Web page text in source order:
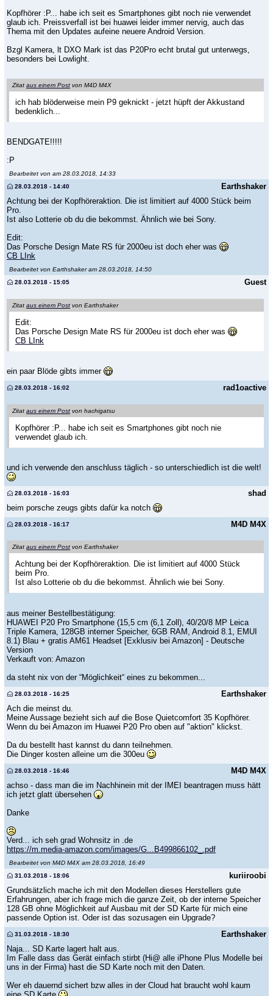
Kopfhörer :P... habe ich seit es Smartphones gibt noch nie verwendet
glaub ich. Preissverfall ist bei huawei leider immer nervig, auch das
Thema mit den Updates aufeine neuere Android Version.
Bzgl Kamera, lt DXO Mark ist das P20Pro echt brutal gut unterwegs,
besonders bei Lowlight.
Zitat aus einem Post von M4D M4X
ich hab blöderweise mein P9 geknickt - jetzt hüpft der Akkustand
bedenklich...
BENDGATE!!!!!
:P
Bearbeitet von am 28.03.2018, 14:33
Earthshaker
28.03.2018 - 14:40
Achtung bei der Kopfhöreraktion. Die ist limitiert auf 4000 Stück beim
Pro.
Ist also Lotterie ob du die bekommst. Ähnlich wie bei Sony.
Edit:
Das Porsche Design Mate RS für 2000eu ist doch eher was
CB LInk
Bearbeitet von Earthshaker am 28.03.2018, 14:50
Guest
28.03.2018 - 15:05
Zitat aus einem Post von Earthshaker
Edit:
Das Porsche Design Mate RS für 2000eu ist doch eher was
CB LInk
ein paar Blöde gibts immer
rad1oactive
28.03.2018 - 16:02
Zitat aus einem Post von hachigatsu
Kopfhörer :P... habe ich seit es Smartphones gibt noch nie
verwendet glaub ich.
und ich verwende den anschluss täglich - so unterschiedlich ist die welt!
shad
28.03.2018 - 16:03
beim porsche zeugs gibts dafür ka notch
M4D M4X
28.03.2018 - 16:17
Zitat aus einem Post von Earthshaker
Achtung bei der Kopfhöreraktion. Die ist limitiert auf 4000 Stück
beim Pro.
Ist also Lotterie ob du die bekommst. Ähnlich wie bei Sony.
aus meiner Bestellbestätigung:
HUAWEI P20 Pro Smartphone (15,5 cm (6,1 Zoll), 40/20/8 MP Leica
Triple Kamera, 128GB interner Speicher, 6GB RAM, Android 8.1, EMUI
8.1) Blau + gratis AM61 Headset [Exklusiv bei Amazon] - Deutsche
Version
Verkauft von: Amazon
da steht nix von der “Möglichkeit“ eines zu bekommen...
Earthshaker
28.03.2018 - 16:25
Ach die meinst du.
Meine Aussage bezieht sich auf die Bose Quietcomfort 35 Kopfhörer.
Wenn du bei Amazon im Huawei P20 Pro oben auf "aktion" klickst.
Da du bestellt hast kannst du dann teilnehmen.
Die Dinger kosten alleine um die 300eu
M4D M4X
28.03.2018 - 16:46
achso - dass man die im Nachhinein mit der IMEI beantragen muss hätt
ich jetzt glatt übersehen
Danke
Verd... ich seh grad Wohnsitz in .de
https://m.media-amazon.com/images/G...B499866102_.pdf
Bearbeitet von M4D M4X am 28.03.2018, 16:49
kuriiroobi
31.03.2018 - 18:06
Grundsätzlich mache ich mit den Modellen dieses Herstellers gute
Erfahrungen, aber ich frage mich die ganze Zeit, ob der interne Speicher
128 GB ohne Möglichkeit auf Ausbau mit der SD Karte für mich eine
passende Option ist. Oder ist das sozusagen ein Upgrade?
Earthshaker
31.03.2018 - 18:30
Naja... SD Karte lagert halt aus.
Im Falle dass das Gerät einfach stirbt (Hi@ alle iPhone Plus Modelle bei
uns in der Firma) hast die SD Karte noch mit den Daten.
Wer eh dauernd sichert bzw alles in der Cloud hat braucht wohl kaum